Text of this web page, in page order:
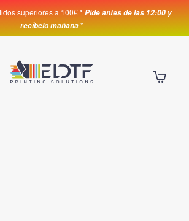
superiores a 100€ * Pide antes de las 12:00 y
recíbelo mañana*